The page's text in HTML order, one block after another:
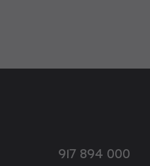
917 894 000